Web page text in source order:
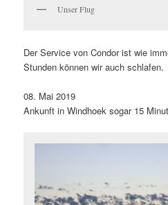
Unser Flug
Der Service von Condor ist wie
Stunden können wir auch schlafen.
08. Mai 2019
Ankunft in Windhoek sogar 15